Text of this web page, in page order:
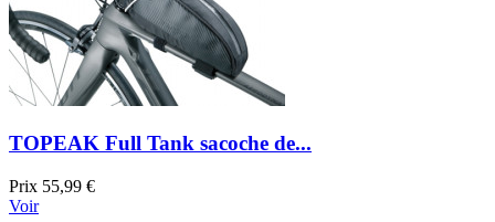
TOPEAK Full Tank sacoche de...
Prix 55,99 €
Voir